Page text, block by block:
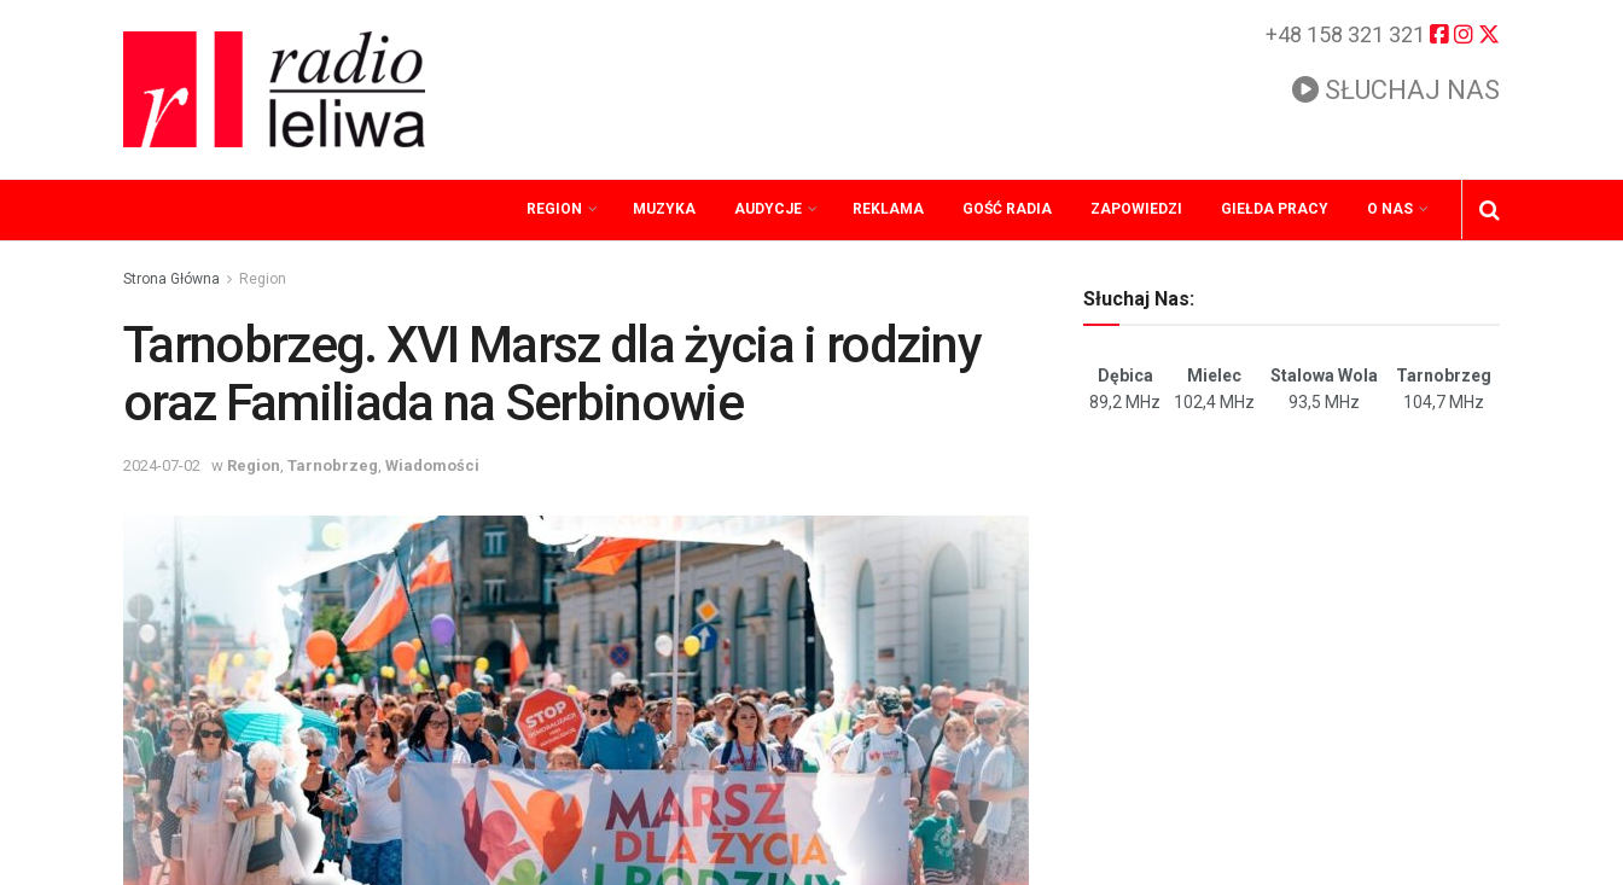
+48 158 321 321
SŁUCHAJ NAS
REGION MUZYKA AUDYCJE REKLAMA GOŚĆ RADIA ZAPOWIEDZI GIEŁDA PRACY O NAS
Strona Główna Region
Tarnobrzeg. XVI Marsz dla życia i rodziny
oraz Familiada na Serbinowie
2024-07-02 w Region Tarnobrzeg Wiadomości
Słuchaj Nas:
Dębica Mielec Stalowa Wola
Tarnobrzeg
89,2 MHz
102,4 MHz 93,5 MHz 104,7 MHz